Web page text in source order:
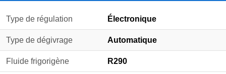
Type de régulation Électronique
Type de dégivrage Automatique
Fluide frigorigène R290